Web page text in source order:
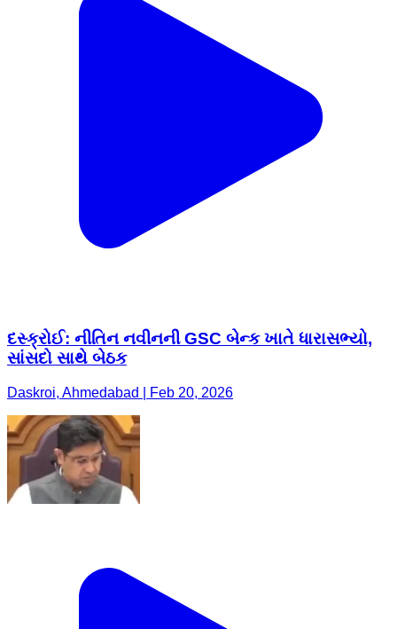
દસ્ક્રોઈ: નીતિન નવીનની GSC બેન્ક ખાતે ધારાસભ્યો,
સાંસદો સાથે બેઠક
Daskroi, Ahmedabad | Feb 20, 2026